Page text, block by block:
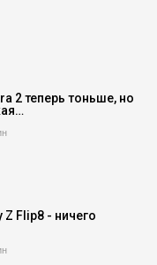
2 теперь тоньше, но
Z Flip8 - ничего